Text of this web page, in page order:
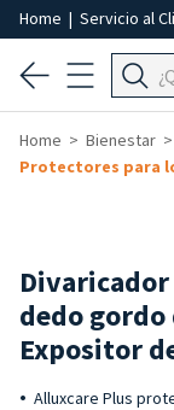
Home | Servicio al
Home Bienestar
Protectores para
dedo gordo
Expositor
Alluxcare Plus